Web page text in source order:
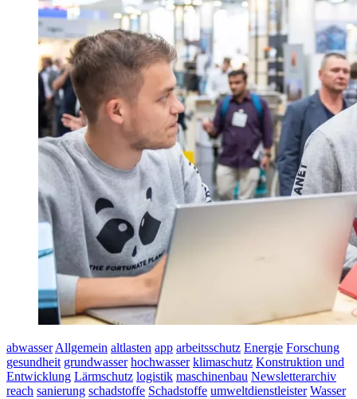
abwasser Allgemein altlasten app arbeitsschutz Energie Forschung
gesundheit grundwasser hochwasser klimaschutz Konstruktion und
Entwicklung Lärmschutz logistik maschinenbau Newsletterarchiv
reach sanierung schadstoffe Schadstoffe umweltdienstleister Wasser